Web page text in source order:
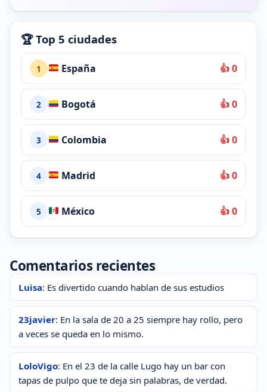
🏆 Top 5 ciudades
1 España 👍 0
2 Bogotá 👍 0
3 Colombia 👍 0
4 Madrid 👍 0
5 México 👍 0
Comentarios recientes
Luisa: Es divertido cuando hablan de sus estudios
23javier: En la sala de 20 a 25 siempre hay rollo, pero
a veces se queda en lo mismo.
LoloVigo: En el 23 de la calle Lugo hay un bar con
tapas de pulpo que te deja sin palabras, de verdad.